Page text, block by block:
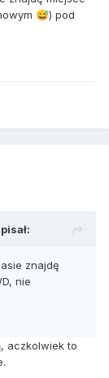
😅) pod
znajdę
nie
aczkolwiek to